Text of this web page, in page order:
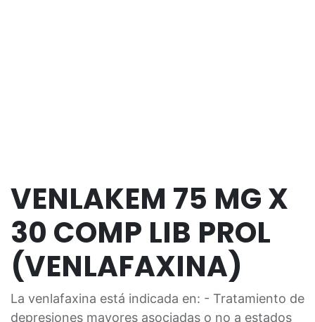
VENLAKEM 75 MG X
30 COMP LIB PROL
(VENLAFAXINA)
La venlafaxina está indicada en: - Tratamiento de
depresiones mayores asociadas o no a estados